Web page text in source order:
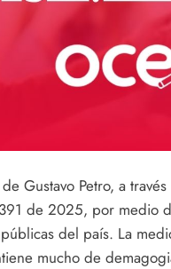
Gustavo Petro, a
de 2025, por medio
del país. La
mucho de